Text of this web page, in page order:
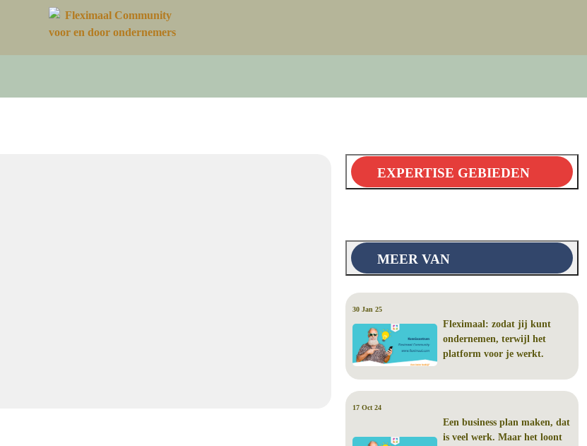
EXPERTISE GEBIEDEN
MEER VAN
30 Jan 25
Fleximaal: zodat jij kunt
ondernemen, terwijl het
platform voor je werkt.
17 Oct 24
Een business plan maken, dat
is veel werk. Maar het loont